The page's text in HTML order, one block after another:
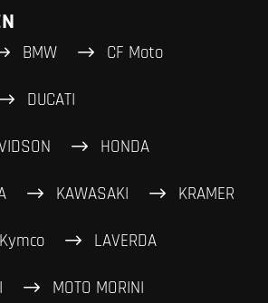
BMW CF Moto
DUCATI
HONDA
KAWASAKI KRAMER
Kymco LAVERDA
MOTO MORINI